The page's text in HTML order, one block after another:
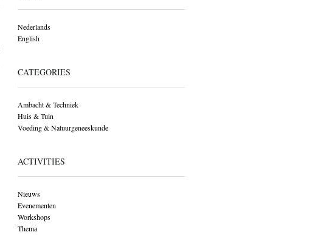
Nederlands
English
CATEGORIES
Ambacht & Techniek
Huis & Tuin
Voeding & Natuurgeneeskunde
ACTIVITIES
Nieuws
Evenementen
Workshops
Themа